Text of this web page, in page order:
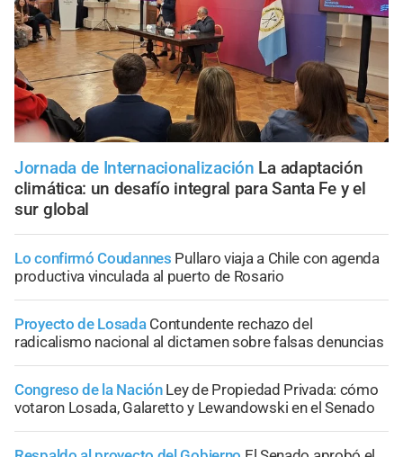
Jornada de Internacionalización La adaptación
climática: un desafío integral para Santa Fe y el
sur global
Lo confirmó Coudannes Pullaro viaja a Chile con agenda
productiva vinculada al puerto de Rosario
Proyecto de Losada Contundente rechazo del
radicalismo nacional al dictamen sobre falsas denuncias
Congreso de la Nación Ley de Propiedad Privada: cómo
votaron Losada, Galaretto y Lewandowski en el Senado